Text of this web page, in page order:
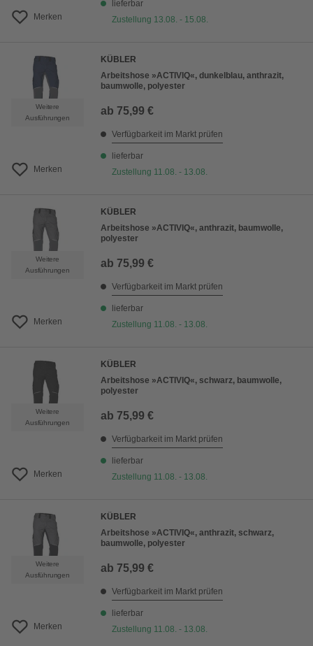
Merken
lieferbar
Zustellung 13.08. - 15.08.
Weitere
Ausführungen
Merken
KÜBLER
Arbeitshose »ACTIVIQ«, dunkelblau, anthrazit,
baumwolle, polyester
ab 75,99 €
Verfügbarkeit im Markt prüfen
lieferbar
Zustellung 11.08. - 13.08.
Weitere
Ausführungen
Merken
KÜBLER
Arbeitshose »ACTIVIQ«, anthrazit, baumwolle,
polyester
ab 75,99 €
Verfügbarkeit im Markt prüfen
lieferbar
Zustellung 11.08. - 13.08.
Weitere
Ausführungen
Merken
KÜBLER
Arbeitshose »ACTIVIQ«, schwarz, baumwolle,
polyester
ab 75,99 €
Verfügbarkeit im Markt prüfen
lieferbar
Zustellung 11.08. - 13.08.
Weitere
Ausführungen
Merken
KÜBLER
Arbeitshose »ACTIVIQ«, anthrazit, schwarz,
baumwolle, polyester
ab 75,99 €
Verfügbarkeit im Markt prüfen
lieferbar
Zustellung 11.08. - 13.08.